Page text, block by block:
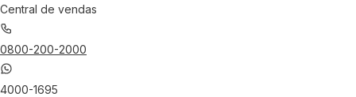
Central de vendas
0800-200-2000
4000-1695